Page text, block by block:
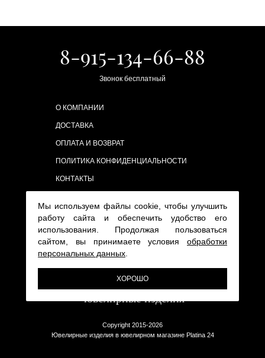
8-915-134-66-88
Звонок бесплатный
О КОМПАНИИ
ДОСТАВКА
ОПЛАТА И ВОЗВРАТ
ПОЛИТИКА КОНФИДЕНЦИАЛЬНОСТИ
КОНТАКТЫ
Copyright 2015-2026
Ювелирные изделия в ювелирном магазине Platina 24
Мы используем файлы cookie, чтобы улучшить
работу сайта и обеспечить удобство его
использования. Продолжая пользоваться
сайтом, вы принимаете условия обработки
персональных данных
ХОРОШО